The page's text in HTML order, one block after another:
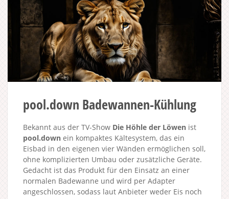
pool.down Badewannen-Kühlung
Bekannt aus der TV-Show Die Höhle der Löwen ist
pool.down ein kompaktes Kältesystem, das ein
Eisbad in den eigenen vier Wänden ermöglichen soll,
ohne komplizierten Umbau oder zusätzliche Geräte.
Gedacht ist das Produkt für den Einsatz an einer
normalen Badewanne und wird per Adapter
angeschlossen, sodass laut Anbieter weder Eis noch